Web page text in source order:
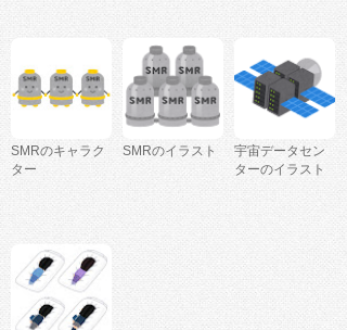
SMRのキャラク
ター
SMRのイラスト
宇宙データセン
ターのイラスト